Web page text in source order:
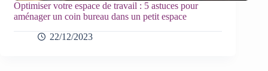
Optimiser votre espace de travail : 5 astuces pour
aménager un coin bureau dans un petit espace
22/12/2023